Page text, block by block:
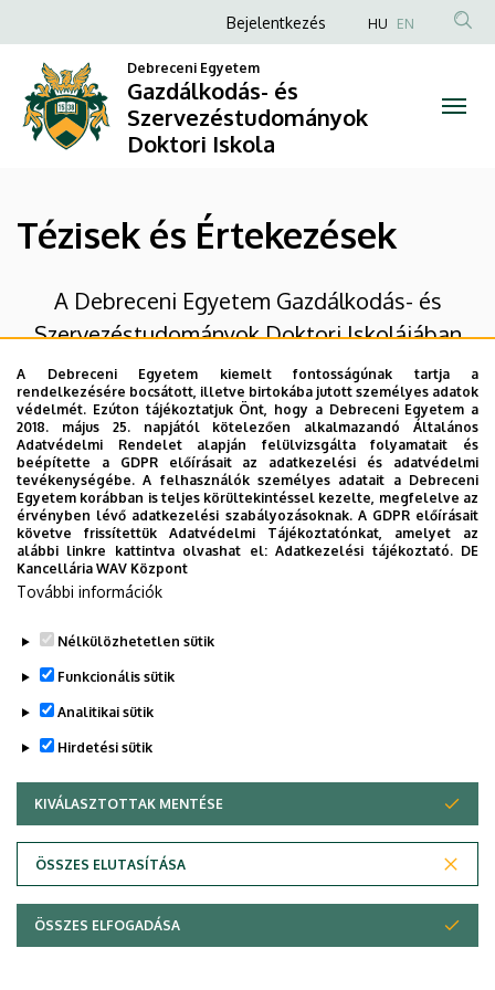
Értekezések
Gazdálkodás-
és
Szervezéstudományok
Doktori
Iskola
a
tartalomra
Anonim
fiók
menüje
Bejelentkezés HU EN
Debreceni Egyetem
Gazdálkodás- és
Szervezéstudományok
Doktori Iskola
Tézisek és Értekezések
A Debreceni Egyetem Gazdálkodás- és
Szervezéstudományok Doktori Iskolájában
készült disszertációkat és tézisfüzeteket a
Debreceni Egyetem Elektronikus
Archívuma (DEA)tárolja digitálisan, melyek
az alábbi linken érhetők
el:https://hdl.handle.net/2437/2299
Adatvédelem
Szerzői jog &másolat; @év @szervezet @verzió
A Debreceni Egyetem kiemelt fontosságúnak tartja a
rendelkezésére bocsátott, illetve birtokába jutott személyes adatok
védelmét. Ezúton tájékoztatjuk Önt, hogy a Debreceni Egyetem a
2018. május 25. napjától kötelezően alkalmazandó Általános
Adatvédelmi Rendelet alapján felülvizsgálta folyamatait és
beépítette a GDPR előírásait az adatkezelési és adatvédelmi
tevékenységébe. A felhasználók személyes adatait a Debreceni
Egyetem korábban is teljes körültekintéssel kezelte, megfelelve az
érvényben lévő adatkezelési szabályozásoknak. A GDPR előírásait
követve frissítettük Adatvédelmi Tájékoztatónkat, amelyet az
alábbi linkre kattintva olvashat el:Adatkezelési tájékoztató. DE
Kancellária WAV Központ
További információk
Nélkülözhetetlen sütik
Funkcionális sütik
Analitikai sütik
Hirdetési sütik
KIVÁLASZTOTTAK MENTÉSE
ÖSSZES ELUTASÍTÁSA
WITHDRAW CONSENT
ÖSSZES ELFOGADÁSA